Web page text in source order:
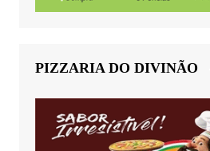
PIZZARIA DO DIVINÃO